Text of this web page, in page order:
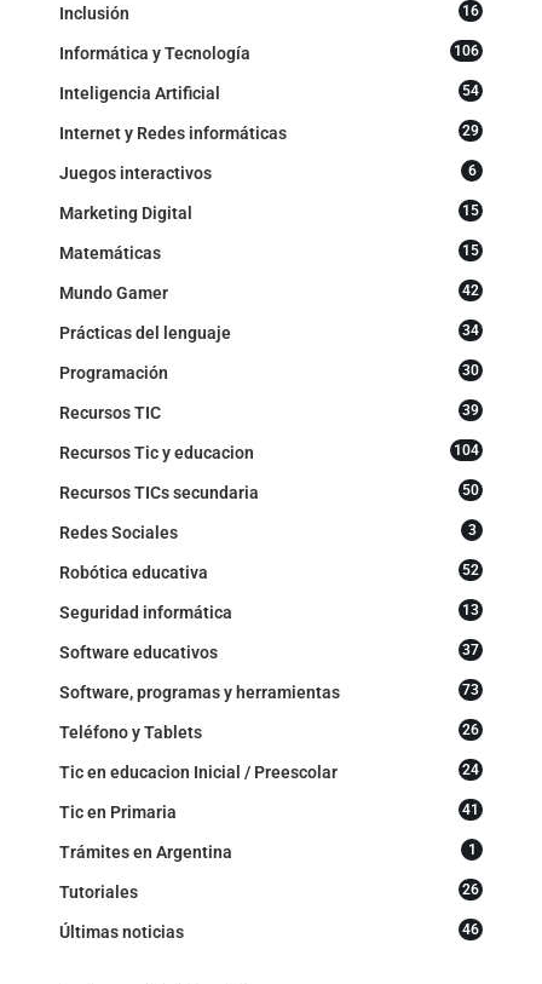
Inclusión 16
Informática y Tecnología 106
Inteligencia Artificial 54
Internet y Redes informáticas 29
Juegos interactivos 6
Marketing Digital 15
Matemáticas 15
Mundo Gamer 42
Prácticas del lenguaje 34
Programación 30
Recursos TIC 39
Recursos Tic y educacion 104
Recursos TICs secundaria 50
Redes Sociales 3
Robótica educativa 52
Seguridad informática 13
Software educativos 37
Software, programas y herramientas 73
Teléfono y Tablets 26
Tic en educacion Inicial / Preescolar 24
Tic en Primaria 41
Trámites en Argentina 1
Tutoriales 26
Últimas noticias 46